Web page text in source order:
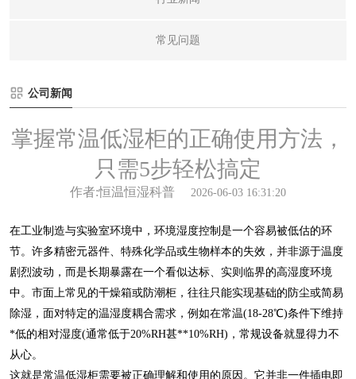
常见问题
公司新闻
掌握常温低湿柜的正确使用方法，
只需5步轻松搞定
作者:恒温恒湿科普 2026-06-03 16:31:20
在工业制造与实验室环境中，环境湿度控制是一个容易被低估的环
节。许多精密元器件、特殊化学品或生物样本的失效，并非源于温度
剧烈波动，而是长期暴露在一个看似达标、实则临界的高湿度环境
中。市面上常见的干燥箱或防潮柜，往往只能实现基础的防尘或简易
除湿，面对特定的温湿度耦合需求，例如在常温(18-28℃)条件下维持
*低的相对湿度(通常低于20%RH甚**10%RH)，常规设备就显得力不
从心。
这就是常温低湿柜需要被正确理解和使用的原因。它并非一件插电即